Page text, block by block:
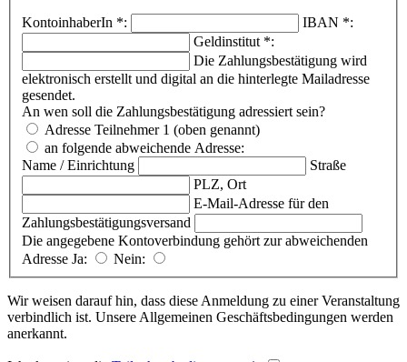
KontoinhaberIn *: IBAN *:
Geldinstitut *:
Die Zahlungsbestätigung wird
elektronisch erstellt und digital an die hinterlegte Mailadresse
gesendet.
An wen soll die Zahlungsbestätigung adressiert sein?
Adresse Teilnehmer 1 (oben genannt)
an folgende abweichende Adresse:
Name / Einrichtung
Straße
PLZ, Ort
E-Mail-Adresse für den
Zahlungsbestätigungsversand
Die angegebene Kontoverbindung gehört zur abweichenden
Adresse Ja: Nein:
Wir weisen darauf hin, dass diese Anmeldung zu einer Veranstaltung
verbindlich ist. Unsere Allgemeinen Geschäftsbedingungen werden
anerkannt.